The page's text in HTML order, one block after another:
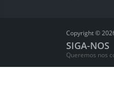
Copyright ©
SIGA-NOS
Queremos nos